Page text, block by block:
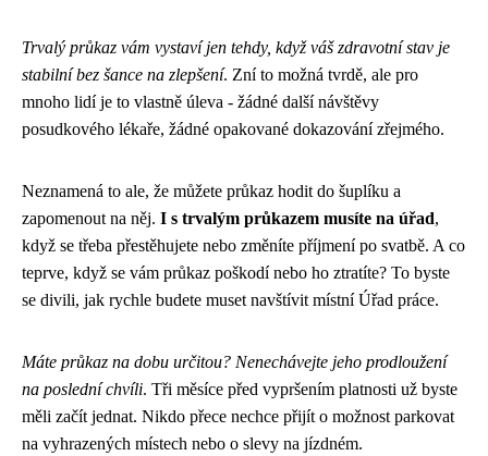
Trvalý průkaz vám vystaví jen tehdy, když váš zdravotní stav je
stabilní bez šance na zlepšení. Zní to možná tvrdě, ale pro
mnoho lidí je to vlastně úleva - žádné další návštěvy
posudkového lékaře, žádné opakované dokazování zřejmého.
Neznamená to ale, že můžete průkaz hodit do šuplíku a
zapomenout na něj. I s trvalým průkazem musíte na úřad,
když se třeba přestěhujete nebo změníte příjmení po svatbě. A co
teprve, když se vám průkaz poškodí nebo ho ztratíte? To byste
se divili, jak rychle budete muset navštívit místní Úřad práce.
Máte průkaz na dobu určitou? Nenechávejte jeho prodloužení
na poslední chvíli. Tři měsíce před vypršením platnosti už byste
měli začít jednat. Nikdo přece nechce přijít o možnost parkovat
na vyhrazených místech nebo o slevy na jízdném.